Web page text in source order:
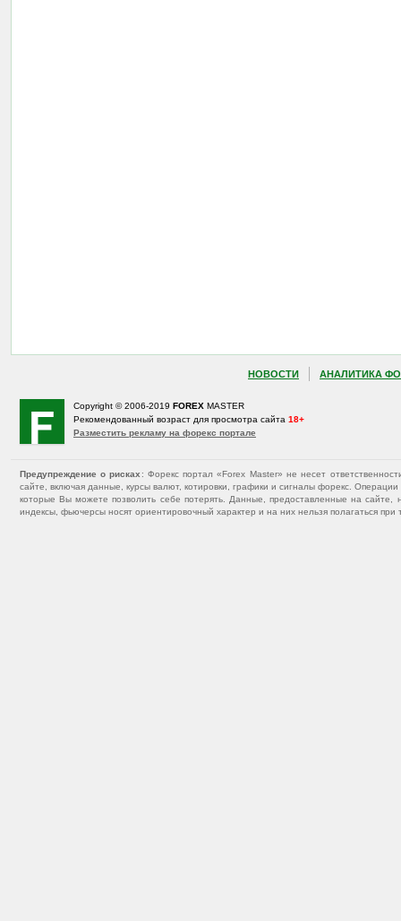
НОВОСТИ АНАЛИТИКА
Copyright © 2006-2019 FOREX MASTER
Рекомендованный возраст для просмотра сайта 18+
Разместить рекламу на форекс портале
Предупреждение о рисках : Форекс портал «Forex Master» не несет
сайте, включая данные, курсы валют, котировки, графики и сигналы форекс.
которые Вы можете позволить себе потерять. Данные, предоставленные на
индексы, фьючерсы носят ориентировочный характер и на них нельзя полагаться при